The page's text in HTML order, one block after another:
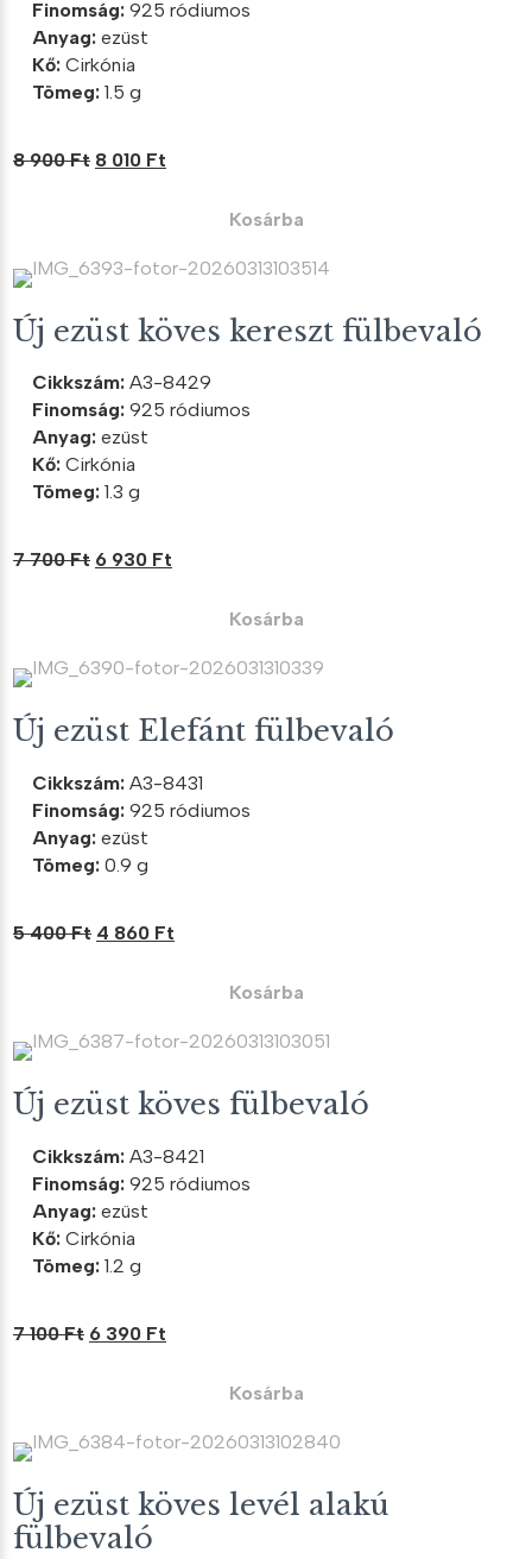
Finomság: 925 ródiumos
Anyag: ezüst
Kő: Cirkónia
Tömeg: 1.5 g
8 900Ft Original
900 Ft.
8 010 Ft
010 Ft.
Kosárba
Új ezüst köves kereszt fülbevaló
Cikkszám: A3-8429
Finomság: 925 ródiumos
Anyag: ezüst
Kő: Cirkónia
Tömeg: 1.3 g
7 700Ft Original
700 Ft.
6 930 Ft
930 Ft.
Kosárba
Új ezüst Elefánt fülbevaló
Cikkszám: A3-8431
Finomság: 925 ródiumos
Anyag: ezüst
Tömeg: 0.9 g
5 400Ft Original
400 Ft.
4 860 Ft
860 Ft.
Kosárba
Új ezüst köves fülbevaló
Cikkszám: A3-8421
Finomság: 925 ródiumos
Anyag: ezüst
Kő: Cirkónia
Tömeg: 1.2 g
7 100Ft Original
100 Ft.
6 390 Ft
390 Ft.
Kosárba
Új ezüst köves levél alakú
fülbevaló